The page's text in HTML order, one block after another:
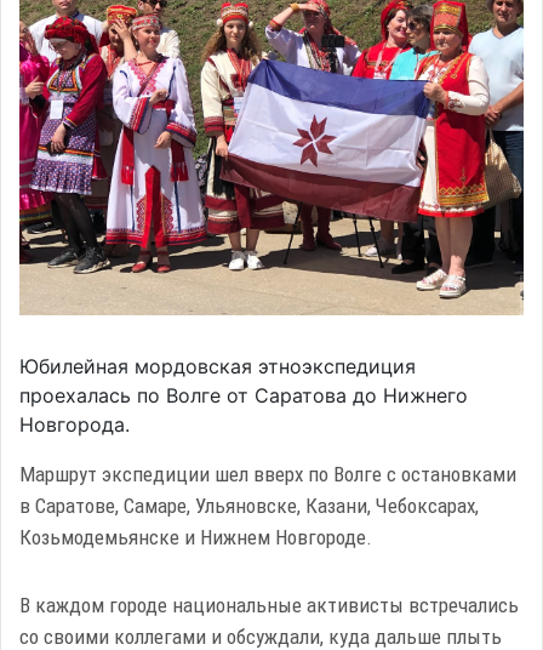
Юбилейная мордовская этноэкспедиция
проехалась по Волге от Саратова до Нижнего
Новгорода.
Маршрут экспедиции шел вверх по Волге с остановками
в Саратове, Самаре, Ульяновске, Казани, Чебоксарах,
Козьмодемьянске и Нижнем Новгороде.
В каждом городе национальные активисты встречались
со своими коллегами и обсуждали, куда дальше плыть